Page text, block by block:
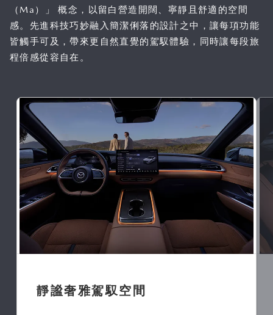
（Ma）」 概念，以留白營造開闊、寧靜且舒適的空間
感。先進科技巧妙融入簡潔俐落的設計之中，讓每項功能
皆觸手可及，帶來更自然直覺的駕馭體驗，同時讓每段旅
程倍感從容自在。
靜謐奢雅駕馭空間